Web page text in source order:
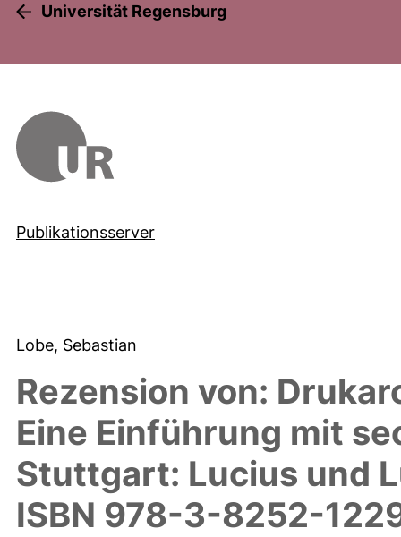
Universität Regensburg
Publikationsserver
Lobe, Sebastian
Rezension von:
Eine Einführung mit
Stuttgart: Lucius und
ISBN 978-3-8252-